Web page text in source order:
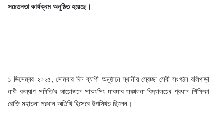
সচেতনতা কার্যক্রম অনুষ্ঠিত হয়েছে।
১ ডিসেম্বর ২০২৫, সোমবার দিন ব্যাপী অনুষ্ঠানে স্থানীয় স্বেচ্ছা সেবী সংগঠন বলিপাড়া
নারী কল্যাণ সমিতি’র আয়োজনে সাঅংসিং মারমা‌র সঞ্চালনা বিদ্যালয়ের প্রধান শিক্ষিকা
রোজি মহাত্না প্রধান অতিথি হিসেবে উপস্থিত ছিলেন।